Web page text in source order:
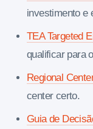
investimento e
TEA Targeted
qualificar para
Regional
center certo.
Guia de